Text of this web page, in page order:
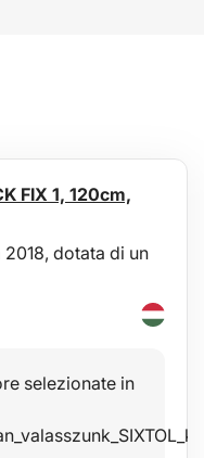
FIX 1, 120cm,
dotata di un
selezionate in